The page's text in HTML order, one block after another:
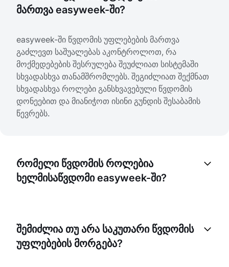
მართვა easyweek-ში?
easyweek-ში წვდომის უფლებების მართვა
გაძლევთ საშუალებას აკონტროლოთ, რა
მოქმედებების შესრულება შეუძლიათ სისტემაში
სხვადასხვა თანამშრომლებს. შეგიძლიათ შექმნათ
სხვადასხვა როლები განსხვავებული წვდომის
დონეებით და მიანიჭოთ ისინი გუნდის შესაბამის
წევრებს.
რომელი წვდომის როლებია
ხელმისაწვდომი easyweek-ში?
ადმინისტრატორი (გაფართოებული მართვის
უფლებები) და მომხმარებელი (შეზღუდული
შემიძლია თუ არა საკუთარი წვდომის
უფლებების მორგება?